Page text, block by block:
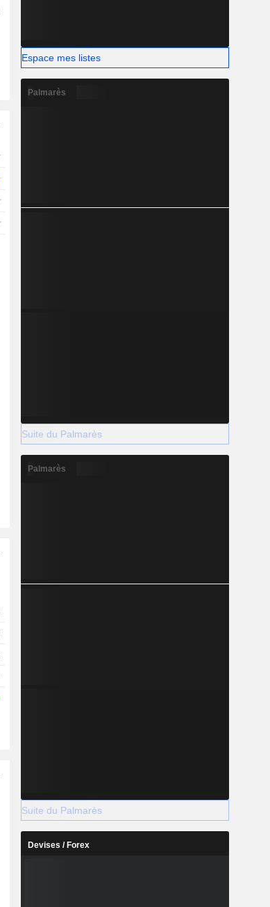
Espace mes listes
Palmarès
Suite du Palmarès
Palmarès
Suite du Palmarès
Devises / Forex